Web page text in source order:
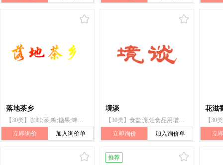
落地茶乡
【30类】咖啡;茶;糖;糖果;蜂蜜;面包干;比萨饼;谷类制品;以米为主的零食小吃;酵母
立即询价
加入询价单
境谈
【30类】食盐;烹饪食品用增稠剂;锅巴;面条;米;蜂蜜;糖;茶饮料;茶;咖啡
立即询价
加入询价单
花滋
立
推荐